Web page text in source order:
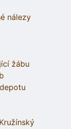
nálezy
žábu